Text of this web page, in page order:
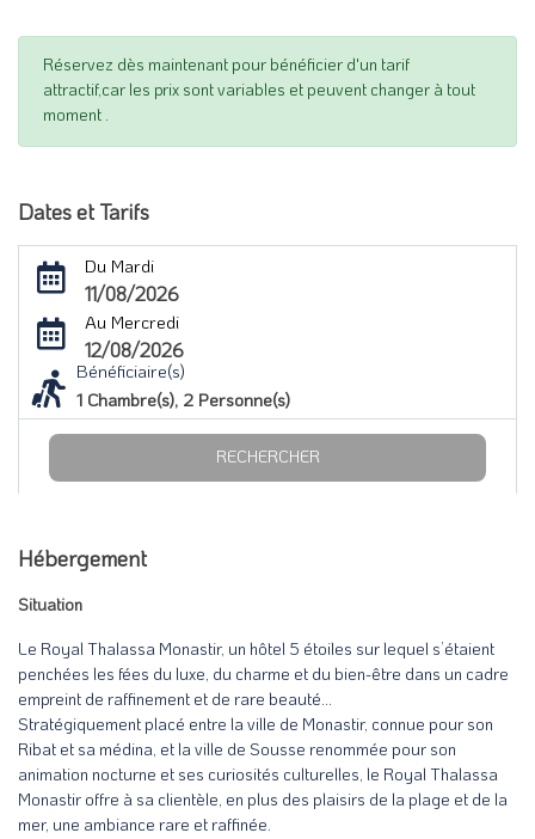
Réservez dès maintenant pour bénéficier d'un tarif
attractif,car les prix sont variables et peuvent changer à tout
moment .
Dates et Tarifs
Du Mardi
11/08/2026
Au Mercredi
12/08/2026
Bénéficiaire(s)
1 Chambre(s), 2 Personne(s)
RECHERCHER
Hébergement
Situation
Le Royal Thalassa Monastir, un hôtel 5 étoiles sur lequel s’étaient
penchées les fées du luxe, du charme et du bien-être dans un cadre
empreint de raffinement et de rare beauté…
Stratégiquement placé entre la ville de Monastir, connue pour son
Ribat et sa médina, et la ville de Sousse renommée pour son
animation nocturne et ses curiosités culturelles, le Royal Thalassa
Monastir offre à sa clientèle, en plus des plaisirs de la plage et de la
mer, une ambiance rare et raffinée.